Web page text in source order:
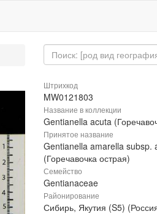
Штрихкод
MW0121803
Название в коллекции
Gentianella acuta
Принятое название
Gentianella amarella subsp.
(Горечавочка острая)
Семейство
Gentianaceae
Районирование
Сибирь, Якутия (S5)